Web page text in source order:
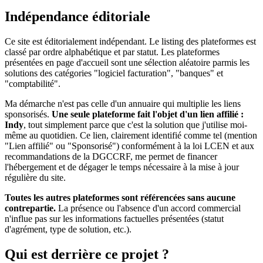
Indépendance éditoriale
Ce site est éditorialement indépendant. Le listing des plateformes est
classé par ordre alphabétique et par statut. Les plateformes
présentées en page d'accueil sont une sélection aléatoire parmis les
solutions des catégories "logiciel facturation", "banques" et
"comptabilité".
Ma démarche n'est pas celle d'un annuaire qui multiplie les liens
sponsorisés. Une seule plateforme fait l'objet d'un lien affilié :
Indy, tout simplement parce que c'est la solution que j'utilise moi-
même au quotidien. Ce lien, clairement identifié comme tel (mention
"Lien affilié" ou "Sponsorisé") conformément à la loi LCEN et aux
recommandations de la DGCCRF, me permet de financer
l'hébergement et de dégager le temps nécessaire à la mise à jour
régulière du site.
Toutes les autres plateformes sont référencées sans aucune
contrepartie. La présence ou l'absence d'un accord commercial
n'influe pas sur les informations factuelles présentées (statut
d'agrément, type de solution, etc.).
Qui est derrière ce projet ?